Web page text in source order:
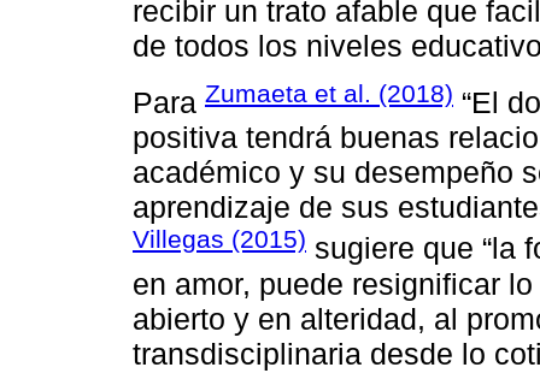
recibir un trato afable que
de todos los niveles
Para Zumaeta et al. (2018) “El
positiva tendrá buenas
académico y su desempeño
aprendizaje de sus
Villegas (2015) sugiere que “la
en amor, puede resignificar
abierto y en alteridad, al
transdisciplinaria desde lo